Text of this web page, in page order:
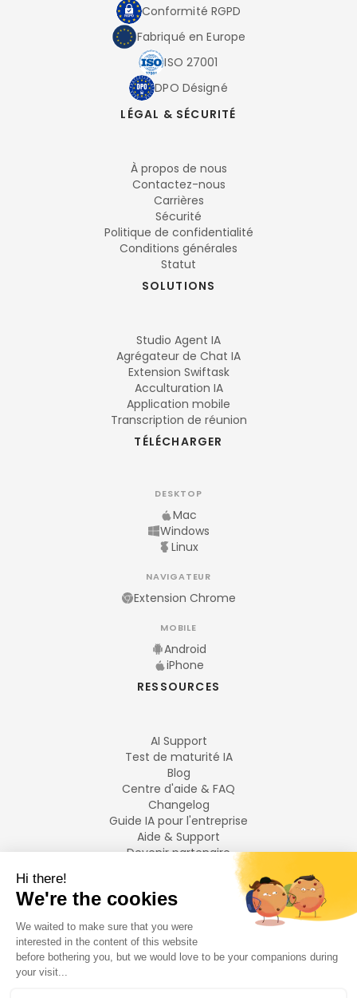
Conformité RGPD
Fabriqué en Europe
ISO 27001
DPO Désigné
LÉGAL & SÉCURITÉ
À propos de nous
Contactez-nous
Carrières
Sécurité
Politique de confidentialité
Conditions générales
Statut
SOLUTIONS
Studio Agent IA
Agrégateur de Chat IA
Extension Swiftask
Acculturation IA
Application mobile
Transcription de réunion
TÉLÉCHARGER
DESKTOP
Mac
Windows
Linux
NAVIGATEUR
Extension Chrome
MOBILE
Android
iPhone
RESSOURCES
AI Support
Test de maturité IA
Blog
Centre d'aide & FAQ
Changelog
Guide IA pour l'entreprise
Aide & Support
Devenir partenaire
LANGUES
Français
English